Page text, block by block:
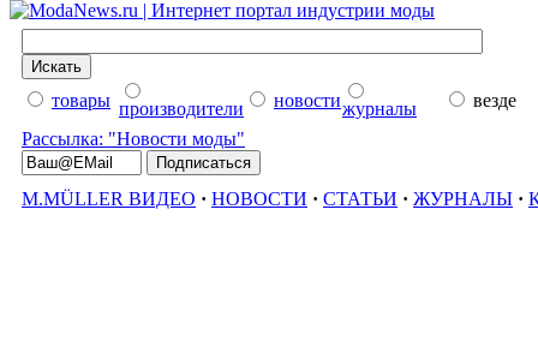
товары производители новостижурналы
везде
Рассылка: "Новости моды"
M.MÜLLER ВИДЕО · НОВОСТИ · СТАТЬИ · ЖУРНАЛЫ ·